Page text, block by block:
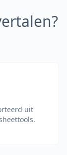
uit